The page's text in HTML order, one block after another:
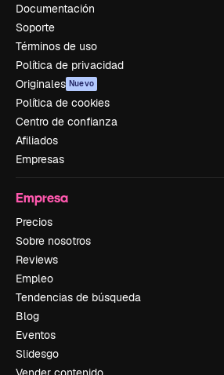
Documentación
Soporte
Términos de uso
Política de privacidad
Originales Nuevo
Política de cookies
Centro de confianza
Afiliados
Empresas
Empresa
Precios
Sobre nosotros
Reviews
Empleo
Tendencias de búsqueda
Blog
Eventos
Slidesgo